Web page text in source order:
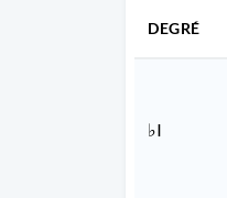
DEGRÉ
♭I